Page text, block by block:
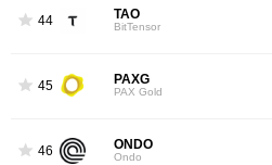
44 TAO
BitTensor
45 PAXG
PAX Gold
46 ONDO
Ondo